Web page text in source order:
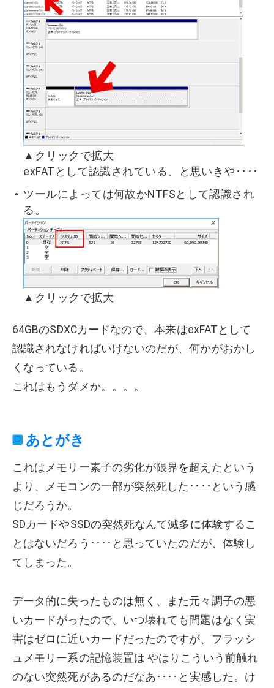
▲クリックで拡大
exFATとして認識されている、と思いきや････
ツールによっては何故かNTFSとして認識され
る。
▲クリックで拡大
64GBのSDXCカードなので、本来はexFATとして
認識されなければいけないのだが、何かがおかし
くなっている。
これはもうダメか。。。。
あとがき
これはメモリー素子の劣化が限界を超えたという
より、メモコンの一部が突然死した････という感
じだろうか。
SDカードやSSDの突然死なんて滅多に体験するこ
とはないだろう････と思っていたのだが、体験し
てしまった。
データ的に失ったものは無く、また元々調子の悪
いカードがったので、いつ壊れても問題はなく実
害はゼロに近いカードだったのですが、フラッシ
ュメモリー系の記憶装置は やはりこういう前触れ
のない突然死があるのだなあ････と実感した。け